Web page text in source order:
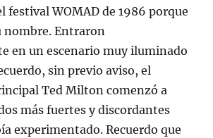
festival WOMAD de 1986 porque
nombre. Entraron
en un escenario muy iluminado
sin previo aviso, el
Ted Milton comenzó a
más fuertes y discordantes
experimentado. Recuerdo que